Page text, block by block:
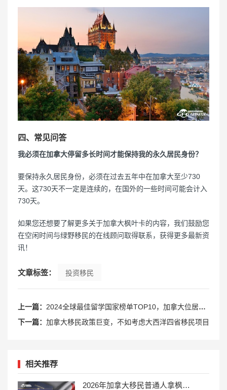
四、常见问答
我必须在加拿大停留多长时间才能保持我的永久居民身份？
要保持永久居民身份，必须在过去五年中在加拿大至少730
天。这730天不一定是连续的，在国外的一些时间可能会计入
730天。
如果您还想要了解更多关于加拿大枫叶卡的内容，我们鼓励您
在空闲时间与绿野移民的在线顾问取得联系，获得更多最新资
讯！
文章标签： 投资移民
上一篇： 2024全球最佳留学国家榜单TOP10，加拿大位居第六！
下一篇： 加拿大移民政策巨变，不如考虑大西洋四省移民项目
相关推荐
2026年加拿大移民普通人拿枫叶卡只剩两条路：雇主担保+钞能力